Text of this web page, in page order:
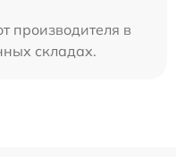
производителя в
складах.